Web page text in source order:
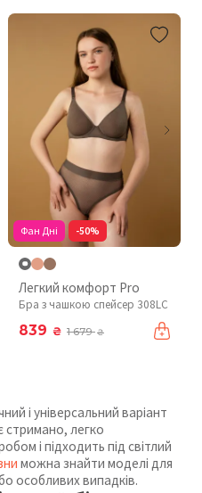
Фан Дні -50%
Легкий комфорт Pro
Бра з чашкою спейсер 308LC
839 ₴ 1 679₴
і універсальний варіант
стримано, легко
і підходить під світлий
можна знайти моделі для
особливих випадків.